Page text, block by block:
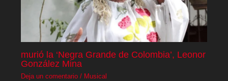
murió la ‘Negra Grande de Colombia’, Leonor
González Mina
Deja un comentario / Musical